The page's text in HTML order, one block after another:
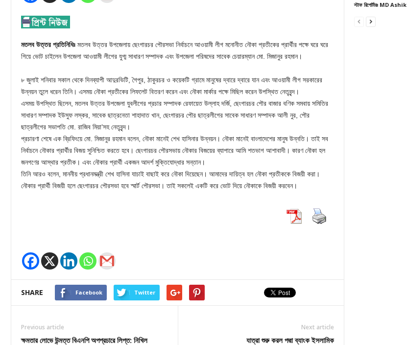
মতলব উত্তর প্রতিনিধিঃ মতলব উত্তর উপজেলায় ছেংগারচর পৌরসভা নির্বাচনে আওয়ামী লীগ মনোনীত নৌকা প্রতীকের প্রার্থীর পক্ষে ঘরে ঘরে
গিয়ে ভোট চাইলেন উপজেলা আওয়ামী লীগের যুগ্ম সাধারণ সম্পাদক এবং উপজেলা পরিষদের সাবেক চেয়ারম্যান মো. মিজানুর রহমান।
৮ জুলাই শনিবার সকাল থেকে দিনব্যাপী আদুরভিটি, গৈপুর, ঠাকুরচর ও কয়েকটি গ্রামে মানুষের দ্বারে দ্বারে যান এবং আওয়ামী লীগ সরকারের
উন্নয়ন তুলে ধরেন তিনি। এসময় নৌকা প্রতীকের লিফলেট বিতরণ করেন এবং নৌকা মার্কার পক্ষে মিছিল করেন উপস্থিত নেতৃবৃন্দ।
এসময় উপস্থিত ছিলেন, মতলব উত্তর উপজেলা যুবলীগের প্রচার সম্পাদক রেফায়েত উল্লাহ দর্জি, ছেংগারচর পৌর বাজার বণিক সমবায় সমিতির
সাধারণ সম্পাদক ইউসুফ লস্কর, সাবেক ছাত্রনেতা শাহাদাত খান, ছেংগারচর পৌর ছাত্রলীগের সাবেক সাধারণ সম্পাদক আলী নুর, পৌর
ছাত্রলীগের সভাপতি মো. রাজিব মিয়া’সহ নেতৃবৃন্দ।
প্রচারণা শেষে এক ব্রিফিংয়ে মো. মিজানুর রহমান বলেন, নৌকা মানেই শেখ হাসিনার উন্নয়ন। নৌকা মানেই বাংলাদেশের মানুষ উন্নতি। তাই সব
নির্বাচনে নৌকার প্রার্থীর বিজয় সুনিশ্চিত করতে হবে। ছেংগারচর পৌরসভায় নৌকার বিজয়ের ব্যাপারে আমি শতভাগ আশাবাদী। কারণ নৌকা হল
জনগণের আস্থার প্রতীক। এবং নৌকার প্রার্থী একজন আদর্শ মুক্তিযোদ্ধার সন্তান।
তিনি আরও বলেন, মাননীয় প্রধানমন্ত্রী শেখ হাসিনা যাচাই বাছাই করে নৌকা দিয়েছেন। আমাদের দায়িত্ব হল নৌকা প্রতীককে বিজয়ী করা।
নৌকার প্রার্থী বিজয়ী হলে ছেংগারচর পৌরসভা হবে স্মার্ট পৌরসভা। তাই সকলেই একটি করে ভোট দিয়ে নৌকাকে বিজয়ী করবেন।
SHARE Facebook Twitter
Previous article
ক্ষমতার লোভে উন্মত্ত বিএনপি অপপ্রচারে লিপ্ত: নিখিল
Next article
যাত্রা শুরু করল পদ্মা ব্যাংক ইসলামিক
স্টাফ রিপোর্টারঃ MD Ashik